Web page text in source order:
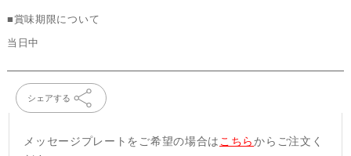
■賞味期限について
当日中
シェアする
メッセージプレートをご希望の場合は こちらからご注文く